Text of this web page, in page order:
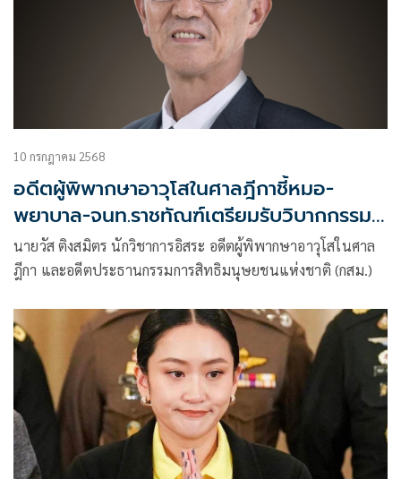
10 กรกฎาคม 2568
อดีตผู้พิพากษาอาวุโสในศาลฎีกาชี้หมอ-
พยาบาล-จนท.ราชทัณฑ์เตรียมรับวิบากกรรม
ช่วยป่วยทิพย์
นายวัส ติงสมิตร นักวิชาการอิสระ อดีตผู้พิพากษาอาวุโสในศาล
ฎีกา และอดีตประธานกรรมการสิทธิมนุษยชนแห่งชาติ (กสม.)